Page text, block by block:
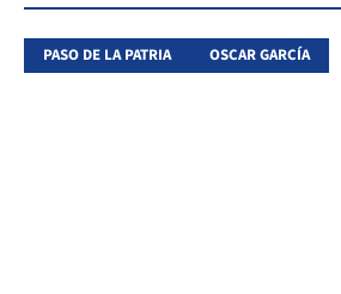
PASO DE LA PATRIA OSCAR GARCÍA